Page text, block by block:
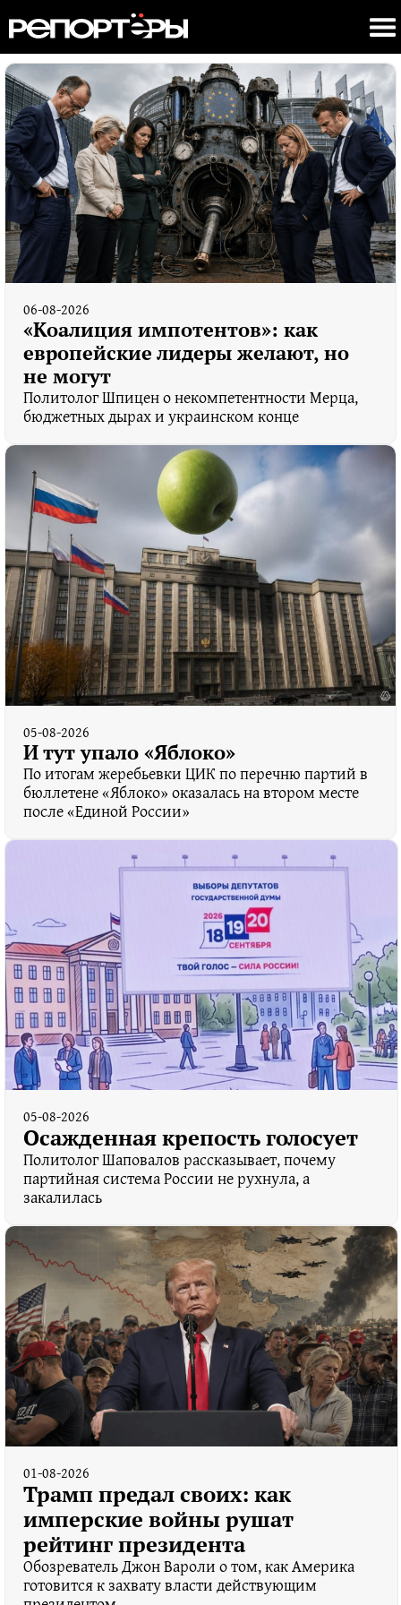
06-08-2026
«Коалиция импотентов»: как
европейские лидеры желают, но
не могут
Политолог Шпицен о некомпетентности Мерца,
бюджетных дырах и украинском конце
05-08-2026
И тут упало «Яблоко»
По итогам жеребьевки ЦИК по перечню партий в
бюллетене «Яблоко» оказалась на втором месте
после «Единой России»
05-08-2026
Осажденная крепость голосует
Политолог Шаповалов рассказывает, почему
партийная система России не рухнула, а
закалилась
01-08-2026
Трамп предал своих: как
имперские войны рушат
рейтинг президента
Обозреватель Джон Вароли о том, как Америка
готовится к захвату власти действующим